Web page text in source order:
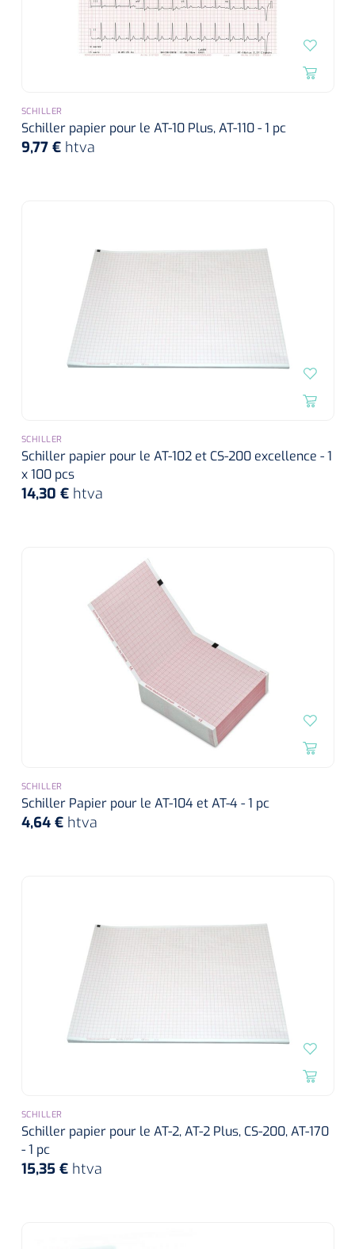
SCHILLER
Schiller papier pour le AT-10 Plus, AT-110 - 1 pc
9,77 € htva
SCHILLER
Schiller papier pour le AT-102 et CS-200 excellence - 1
x 100 pcs
14,30 € htva
SCHILLER
Schiller Papier pour le AT-104 et AT-4 - 1 pc
4,64 € htva
SCHILLER
Schiller papier pour le AT-2, AT-2 Plus, CS-200, AT-170
- 1 pc
15,35 € htva